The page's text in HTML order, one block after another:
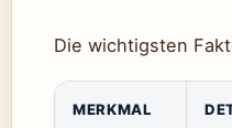
Die wichtigsten
MERKMAL